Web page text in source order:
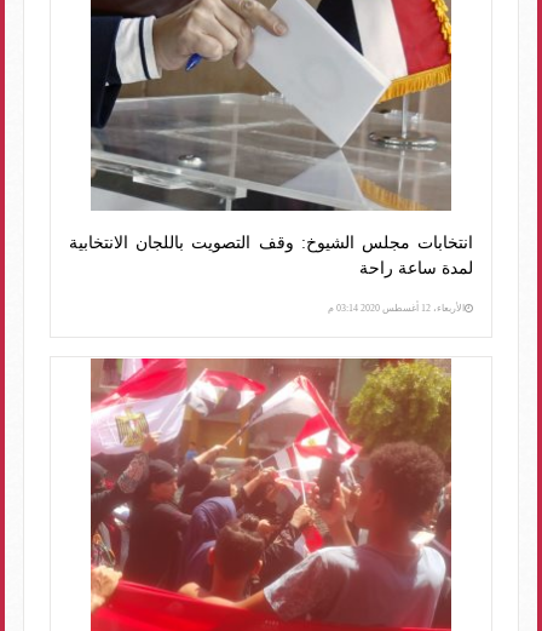
انتخابات مجلس الشيوخ: وقف التصويت باللجان الانتخابية
لمدة ساعة راحة
الأربعاء، 12 أغسطس 2020 03:14 م